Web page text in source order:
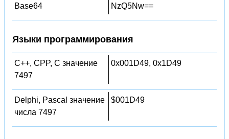
Base64 NzQ5Nw==
Языки программирования
C++, CPP, C значение
7497
0x001D49, 0x1D49
Delphi, Pascal значение
числа 7497
$001D49